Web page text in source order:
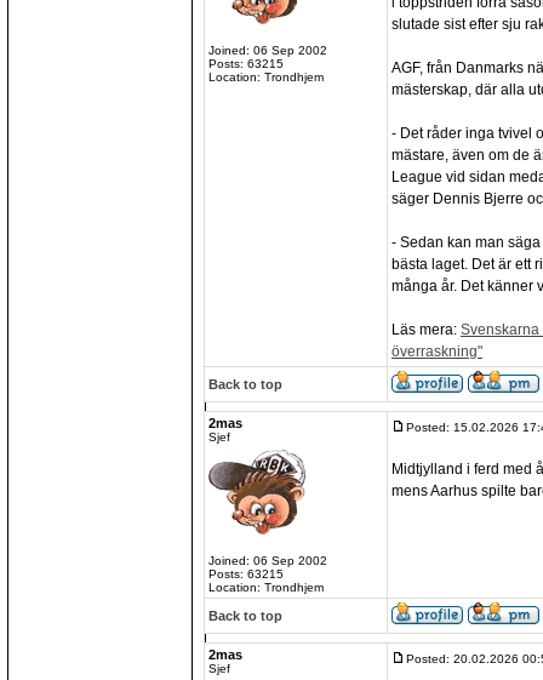
Joined: 06 Sep 2002
Posts: 63215
Location: Trondhjem
slutade sist efter sju
AGF, från Danmarks
mästerskap, där alla
- Det råder inga tvivel
mästare, även om de
League vid sidan
säger Dennis Bjerre
- Sedan kan man
bästa laget. Det är ett
många år. Det känner
Läs mera: Svenskarna
överraskning"
Back to top
2mas
Sjef
Joined: 06 Sep 2002
Posts: 63215
Location: Trondhjem
Posted: 15.02.2026
Midtjylland i ferd med
mens Aarhus spilte
Back to top
2mas
Sjef
Posted: 20.02.2026